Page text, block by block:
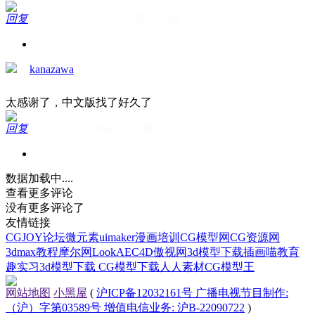
回复
kanazawa
太感谢了，中文版找了好久了
回复
数据加载中....
查看更多评论
没有更多评论了
友情链接
CGJOY论坛微元素uimaker漫画培训 CG模型网CG资源网
3dmax教程摩尔网LookAEC4D傲视网3d模型下载插画喵教育
趣实习3d模型下载 CG模型下载 人人素材CG模型王
网站地图 小黑屋 ( 沪ICP备12032161号 广播电视节目制作:
（沪）字第03589号 增值电信业务: 沪B-22090722 )